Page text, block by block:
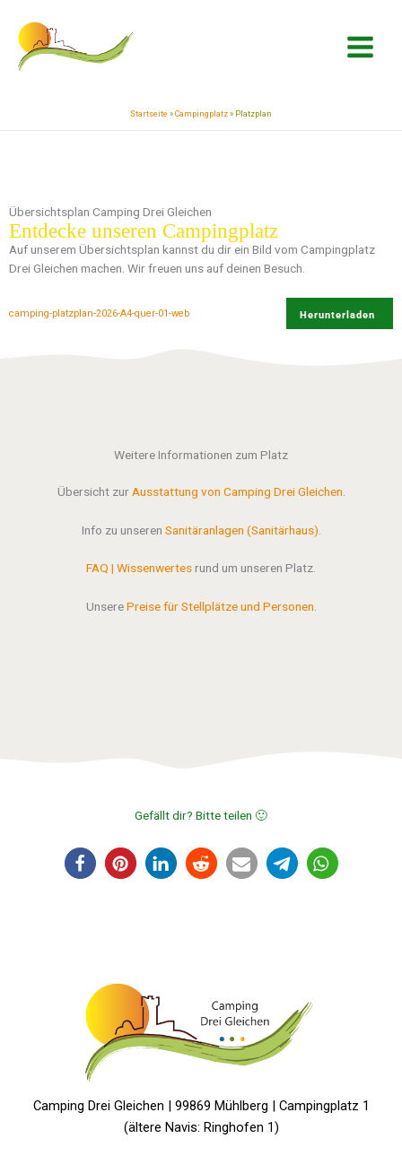
springen
Inhalt
springen
Startseite » Campingplatz » Platzplan
Übersichtsplan Camping Drei Gleichen
Entdecke unseren Campingplatz
Auf unserem Übersichtsplan kannst du dir ein Bild vom Campingplatz
Drei Gleichen machen. Wir freuen uns auf deinen Besuch.
camping-platzplan-2026-A4-quer-01-web Herunterladen
Weitere Informationen zum Platz
Übersicht zur Ausstattung von Camping Drei Gleichen
Info zu unseren Sanitäranlagen (Sanitärhaus)
FAQ | Wissenwertes rund um unseren Platz.
UnserePreise für Stellplätze und Personen.
Gefällt dir? Bitte teilen 🙂
Camping Drei Gleichen | 99869 Mühlberg | Campingplatz 1
(ältere Navis: Ringhofen 1)